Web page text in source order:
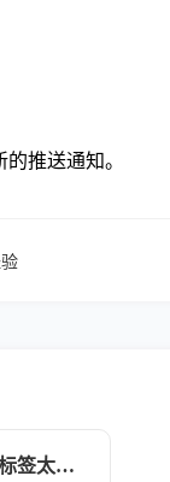
推送通知。
Safari浏览器左右滑动快速切换标签太灵敏怎么关